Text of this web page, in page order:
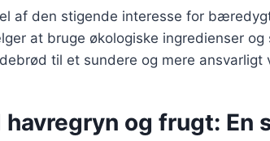
af den stigende interesse for
at bruge økologiske ingredienser og
til et sundere og mere ansvarligt
og frugt: En